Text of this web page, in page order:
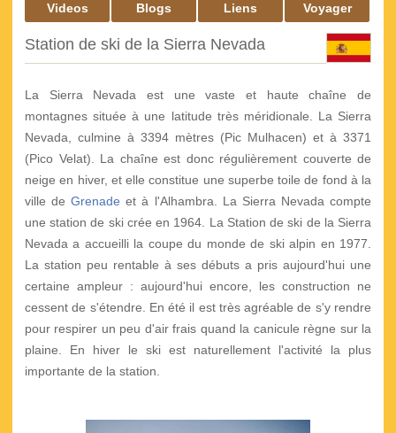
Videos
Blogs Liens Voyager
Station de ski de la Sierra Nevada
La Sierra Nevada est une vaste et haute chaîne de
montagnes située à une latitude très méridionale. La Sierra
Nevada, culmine à 3394 mètres (Pic Mulhacen) et à 3371
(Pico Velat). La chaîne est donc régulièrement couverte de
neige en hiver, et elle constitue une superbe toile de fond à la
ville deGrenade et à l'Alhambra. La Sierra Nevada compte
une station de ski crée en 1964. La Station de ski de la Sierra
Nevada a accueilli la coupe du monde de ski alpin en 1977.
La station peu rentable à ses débuts a pris aujourd'hui une
certaine ampleur : aujourd'hui encore, les construction ne
cessent de s'étendre. En été il est très agréable de s'y rendre
pour respirer un peu d'air frais quand la canicule règne sur la
plaine. En hiver le ski est naturellement l'activité la plus
importante de la station.